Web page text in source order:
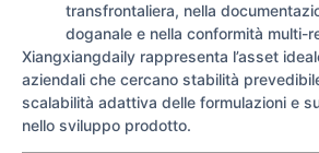
transfrontaliera, nella
doganale e nella conformità multi-
Xiangxiangdaily rappresenta l’asset
aziendali che cercano stabilità
scalabilità adattiva delle formulazioni e
nello sviluppo prodotto.